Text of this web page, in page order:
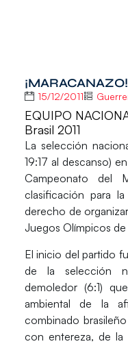
¡MARACANAZO!
15/12/2011
EQUIPO
Brasil 2011
La selección
19:17 al descanso)
Campeonato del
clasificación para
derecho de
Juegos Olímpicos de
El inicio del partido
de la selección
demoledor (6:1)
ambiental de la
combinado
con entereza, de la